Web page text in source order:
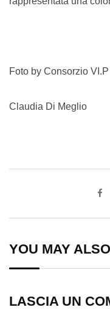
Foto by Consorzio VI.P
Claudia Di Meglio
YOU MAY
LASCIA UN